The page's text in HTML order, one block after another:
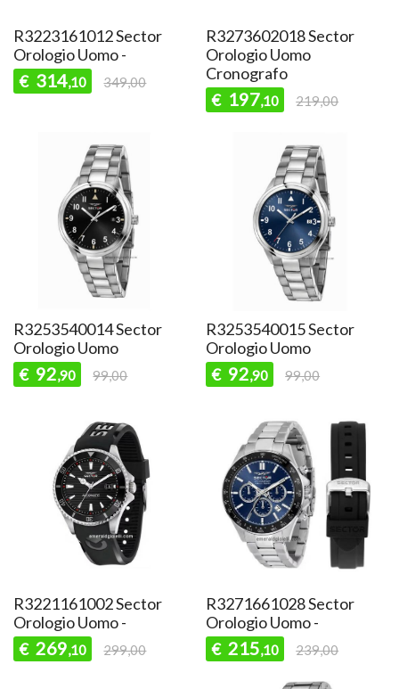
R3223161012 Sector
Orologio Uomo -
€ 314,10 349,00
R3273602018 Sector
Orologio Uomo
Cronografo
€ 197,10 219,00
R3253540014 Sector
Orologio Uomo
€ 92,90 99,00
R3253540015 Sector
Orologio Uomo
€ 92,90 99,00
R3221161002 Sector
Orologio Uomo -
€ 269,10 299,00
R3271661028 Sector
Orologio Uomo -
€ 215,10 239,00